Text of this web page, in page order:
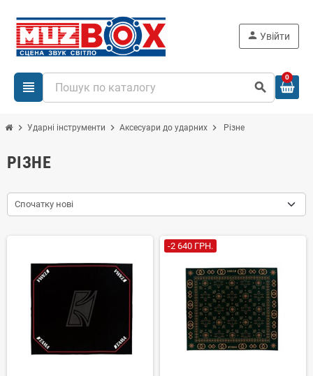
view_headline search
person Увійти
0
chevron_right Ударні інструменти chevron_right Аксесуари до ударних chevron_right Різне
РІЗНЕ
Спочатку нові
-2 640 ГРН.